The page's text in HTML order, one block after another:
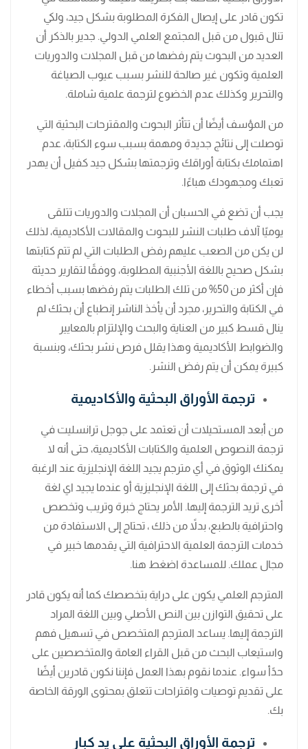
تكون قادر على إيصال الفكرة المطلوبة بشكل جيد، ولكي
تنال قبول من قبل المجتمع العلمي الدولي. جدير بالذكر أن
العديد من البحوث يتم رفضها من قبل المجلات والدوريات
العلمية وتكون غير صالحة للنشر بسبب عيوب الصياغة
والتحرير وكذلك عدم الخضوع لترجمة علمية شاملة.
من المؤسف أيضًا أن تتأثر البحوث والمقترحات البحثية التي
توصلت إلى نتائج جديدة ومهمة بسبب سوء الكتابة، عدم
اهتمامك بكتابة أوراقك وترجمتها بشكل جيد كفيل أن يهدر
تعبك ومجهودك هباءًا.
يجب أن تضع في الحسبان أن المجلات والدوريات تتلقى
يوميًا آلاف طلبات النشر للبحوث والمقالات الأكاديمية، لذلك
لن يكن من الصعب عليهم رفض الطلبات التي لم تتم كتابتها
بشكل صحيح باللغة الأجنبية المطلوبة، ووفقًا لتقارير حديثة
فإن أكثر من 50% من تلك الطلبات يتم رفضها بسبب أخطاء
في الكتابة والتحرير، مجرد أن يأخذ الناشر إنطباع أن بحثك لم
ينال قسط كبير من العناية والبحث والإلتزام بالمعايير
والضوابط الأكاديمية وهذا يقلل فرص نشر بحثك، وبنسبة
كبيرة يمكن أن يتم رفض النشر.
ترجمة الأوراق البحثية والأكاديمية
من أبعد المستحيلات أن تعتمد على جوجل ترانسليت في
ترجمة النصوص العلمية والكتابات الأكاديمية، حتى أنه لا
يمكنك الوثوق في أي مترجم يجيد اللغة الإنجليزية عند الرغبة
في ترجمة بحثك إلى اللغة الإنجليزية أو عندما يجيد اي لغة
أخرى تريد الترجمة إليها. الأمر يحتاج خبرة وتريب وتخصص
واحترافية بالطبع، بدلاً من ذلك ، تحتاج إلى الاستفادة من
خدمات الترجمة العلمية الاحترافية التي يقدمها خبير في
مجال عملك. للمساعدة اضغط هنا.
المترجم العلمي يكون على دراية بتخصصك كما أنه يكون قادر
على تحقيق التوازن بين النص الأصلي وبين اللغة المراد
الترجمة إليها. يساعد المترجم المتخصص في تسهيل فهم
واستيعاب البحث من قبل القراء العامة والمتخصصين على
حدًأ سواء. عندما نقوم بهذا العمل فإننا نكون قادرين أيضًا
على تقديم توصيات واقتراحات تتعلق بمحتوى الورقة الخاصة
بك.
ترجمة الأوراق البحثية على يد كبار